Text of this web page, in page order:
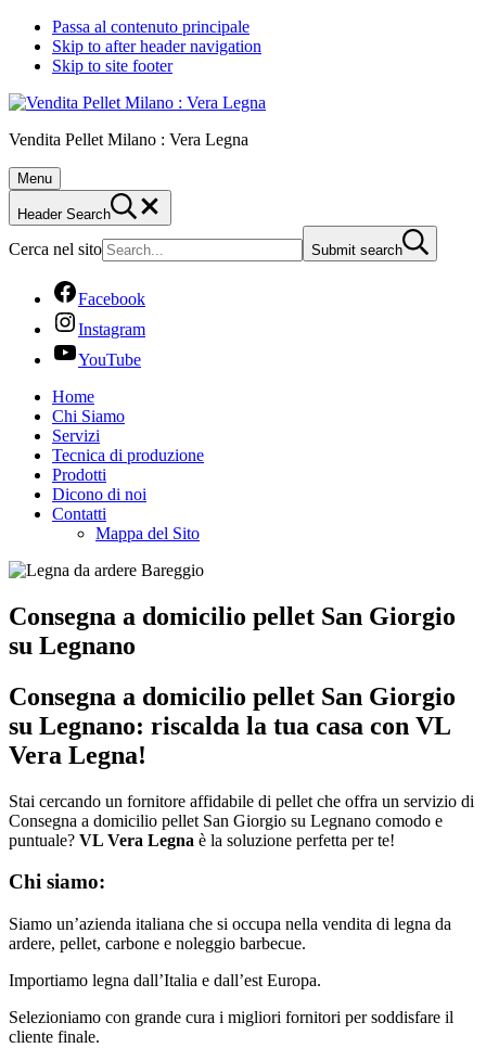
Passa al contenuto principale
Skip to after header navigation
Skip to site footer
Vendita Pellet Milano : Vera Legna
Menu
Header Search
Cerca nel sito Submit search
Facebook
Instagram
YouTube
Home
Chi Siamo
Servizi
Tecnica di produzione
Prodotti
Dicono di noi
Contatti
Mappa del Sito
Consegna a domicilio pellet San Giorgio
su Legnano
Consegna a domicilio pellet San Giorgio
su Legnano: riscalda la tua casa con VL
Vera Legna!
Stai cercando un fornitore affidabile di pellet che offra un servizio di
Consegna a domicilio pellet San Giorgio su Legnano comodo e
puntuale? VL Vera Legna è la soluzione perfetta per te!
Chi siamo:
Siamo un’azienda italiana che si occupa nella vendita di legna da
ardere, pellet, carbone e noleggio barbecue.
Importiamo legna dall’Italia e dall’est Europa.
Selezioniamo con grande cura i migliori fornitori per soddisfare il
cliente finale.